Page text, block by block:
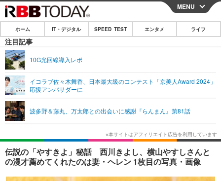
CLOSE
ホーム
IT・デジタル
ネタ
ショッピング その他
SPEED TEST
エンタメ
エンタメTOP 映画・ドラマ
韓国・芸能
音楽 スポーツ
ライフ
ライフTOP グルメ
ペット ショッピング
その他
リリース一覧
プッシュ通知の停止方法
MENU
ホーム IT・デジタル SPEED TEST エンタメ ライフ
注目記事
10G光回線導入レポ
イコラブ佐々木舞香、日本最大級のコンテスト「京美人Award 2024」
応援アンバサダーに
波多野＆藤丸、万太郎との出会いに感謝『らんまん』第81話
伝説の「やすきよ」秘話 西川きよし、横山やすしさんと
の漫才薦めてくれたのは妻・ヘレン 1枚目の写真・画像